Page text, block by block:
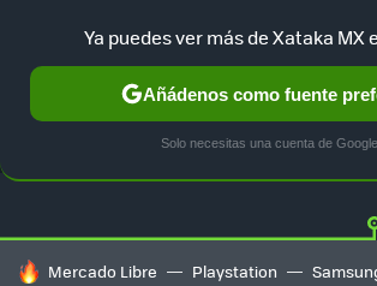
GUÍA DE COMPRAS
HOY SE HABLA DE
Mercado Libre Playstation
Ya puedes ver más de Xataka MX
Añádenos como fuente
Solo necesitas una cuenta de Google